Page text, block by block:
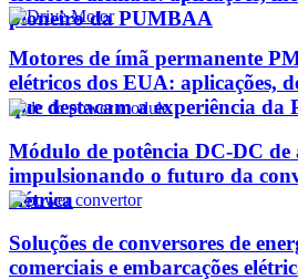
pioneiro da PUMBAA
Motores de ímã permanente
elétricos dos EUA: aplicações,
que destacam a experiência
Módulo de potência DC-DC de
impulsionando o futuro da
elétrica
Soluções de conversores de
comerciais e embarcações